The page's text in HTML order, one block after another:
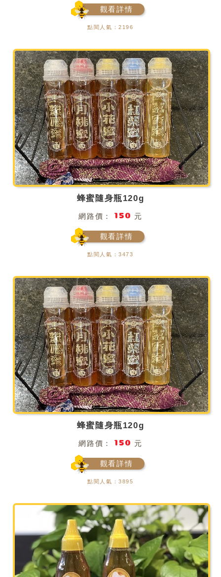
觀看詳情
點閱人氣：2196
蜂蜜隨身瓶120g
網路價： 150 元
觀看詳情
點閱人氣：3473
蜂蜜隨身瓶120g
網路價： 150 元
觀看詳情
點閱人氣：3895